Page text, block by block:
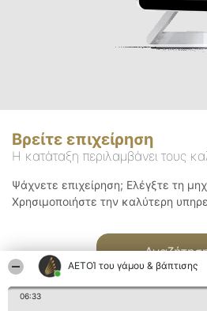
ΑΕΤΟΊ του γάμου & βάπτισης
06:33
Βρείτε επιχείρηση
Η κατάταξη περιλαμβάνει τους
Ψάχνετε επιχείρηση; Ελέγξτε τη
Χρησιμοποιήστε την καλύτερη